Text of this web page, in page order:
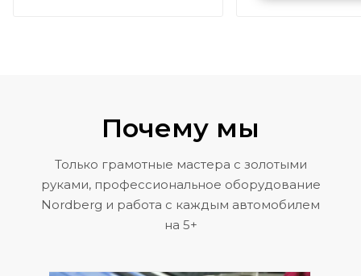
Почему мы
Только грамотные мастера с золотыми
руками, профессиональное оборудование
Nordberg и работа с каждым автомобилем
на 5+